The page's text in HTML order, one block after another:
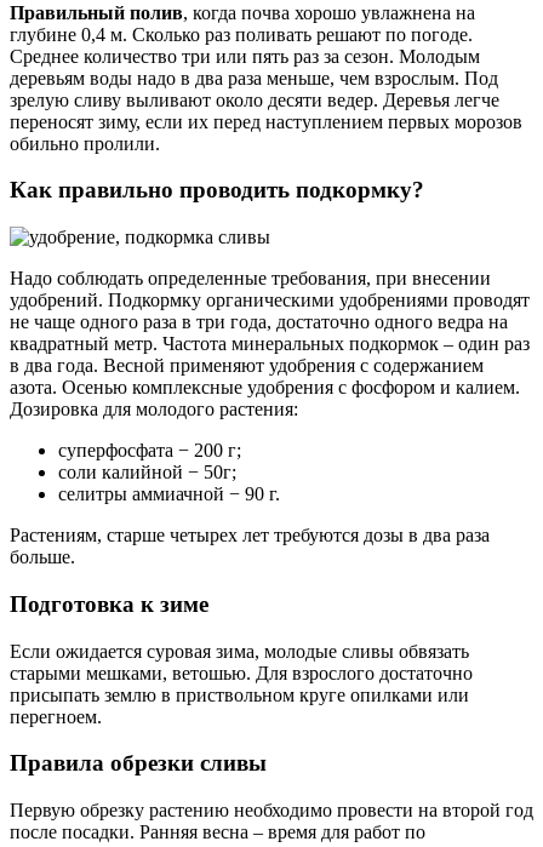
Правильный полив, когда почва хорошо увлажнена на
глубине 0,4 м. Сколько раз поливать решают по погоде.
Среднее количество три или пять раз за сезон. Молодым
деревьям воды надо в два раза меньше, чем взрослым. Под
зрелую сливу выливают около десяти ведер. Деревья легче
переносят зиму, если их перед наступлением первых морозов
обильно пролили.
Как правильно проводить подкормку?
Надо соблюдать определенные требования, при внесении
удобрений. Подкормку органическими удобрениями проводят
не чаще одного раза в три года, достаточно одного ведра на
квадратный метр. Частота минеральных подкормок – один раз
в два года. Весной применяют удобрения с содержанием
азота. Осенью комплексные удобрения с фосфором и калием.
Дозировка для молодого растения:
суперфосфата − 200 г;
соли калийной − 50г;
селитры аммиачной − 90 г.
Растениям, старше четырех лет требуются дозы в два раза
больше.
Подготовка к зиме
Если ожидается суровая зима, молодые сливы обвязать
старыми мешками, ветошью. Для взрослого достаточно
присыпать землю в приствольном круге опилками или
перегноем.
Правила обрезки сливы
Первую обрезку растению необходимо провести на второй год
после посадки. Ранняя весна – время для работ по